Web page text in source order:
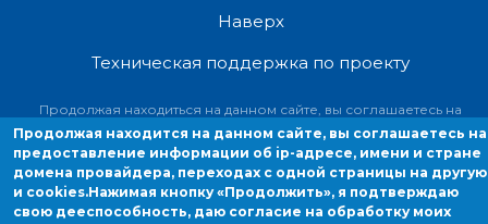
Наверх
Техническая поддержка по проекту
Продолжая находиться на данном сайте, вы соглашаетесь на
предоставление информации об ip-адресе, имени и стране домена
провайдера, переходах с одной страницы на другую и cookies.
Продолжая находится на данном сайте, вы соглашаетесь на
предоставление информации об ip-адресе, имени и стране
домена провайдера, переходах с одной страницы на другую
и cookies.Нажимая кнопку «Продолжить», я подтверждаю
свою дееспособность, даю согласие на обработку моих